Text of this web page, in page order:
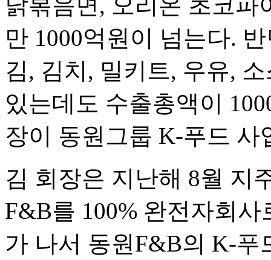
만 1000억원이 넘는다.
김, 김치, 밀키트, 우유,
있는데도 수출총액이
장이 동원그룹 K-푸드
김 회장은 지난해 8월 지
F&B를 100% 완전자회
가 나서 동원F&B의 K-푸